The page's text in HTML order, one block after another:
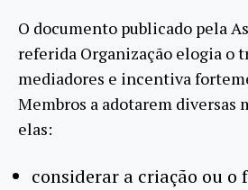
O documento publicado pela
referida Organização elogia o
mediadores e incentiva
Membros a adotarem diversas
elas:
considerar a criação ou